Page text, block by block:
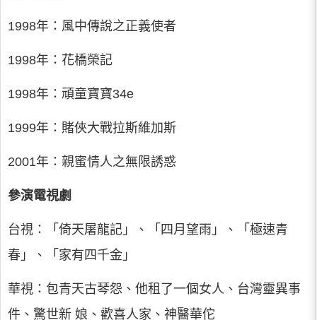
1998年：風中傳說之正義使者
1998年：花橋榮記
1998年：頑童寶寶34e
1999年：賭俠大戰拉斯維加斯
2001年：親蜜情人之無限誘惑
參演電視劇
台視：「倚天屠龍記」、「四月望雨」、「極速青
春」、「家有四千金」
華視：包青天古琴怨、他租了一個女人、台灣靈異事
件、驚世新 娘、歡喜人家、神醫華佗